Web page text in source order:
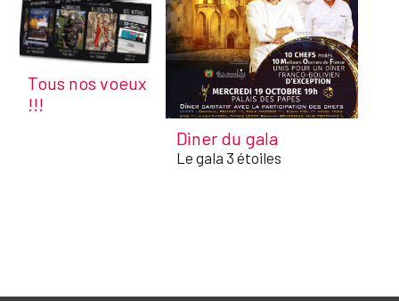
Tous nos voeux
!!!
Diner du gala
Le gala 3 étoiles